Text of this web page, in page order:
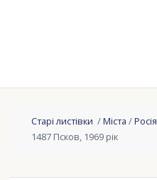
Старі листівки /Міста /Росія
1487 Псков, 1969 рік